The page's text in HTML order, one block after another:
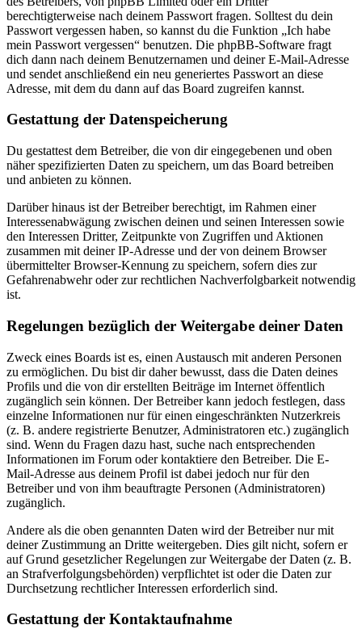
berechtigterweise nach deinem Passwort fragen. Solltest du dein
Passwort vergessen haben, so kannst du die Funktion „Ich habe
mein Passwort vergessen“ benutzen. Die phpBB-Software fragt
dich dann nach deinem Benutzernamen und deiner E-Mail-Adresse
und sendet anschließend ein neu generiertes Passwort an diese
Adresse, mit dem du dann auf das Board zugreifen kannst.
Gestattung der Datenspeicherung
Du gestattest dem Betreiber, die von dir eingegebenen und oben
näher spezifizierten Daten zu speichern, um das Board betreiben
und anbieten zu können.
Darüber hinaus ist der Betreiber berechtigt, im Rahmen einer
Interessenabwägung zwischen deinen und seinen Interessen sowie
den Interessen Dritter, Zeitpunkte von Zugriffen und Aktionen
zusammen mit deiner IP-Adresse und der von deinem Browser
übermittelter Browser-Kennung zu speichern, sofern dies zur
Gefahrenabwehr oder zur rechtlichen Nachverfolgbarkeit notwendig
ist.
Regelungen bezüglich der Weitergabe deiner Daten
Zweck eines Boards ist es, einen Austausch mit anderen Personen
zu ermöglichen. Du bist dir daher bewusst, dass die Daten deines
Profils und die von dir erstellten Beiträge im Internet öffentlich
zugänglich sein können. Der Betreiber kann jedoch festlegen, dass
einzelne Informationen nur für einen eingeschränkten Nutzerkreis
(z. B. andere registrierte Benutzer, Administratoren etc.) zugänglich
sind. Wenn du Fragen dazu hast, suche nach entsprechenden
Informationen im Forum oder kontaktiere den Betreiber. Die E-
Mail-Adresse aus deinem Profil ist dabei jedoch nur für den
Betreiber und von ihm beauftragte Personen (Administratoren)
zugänglich.
Andere als die oben genannten Daten wird der Betreiber nur mit
deiner Zustimmung an Dritte weitergeben. Dies gilt nicht, sofern er
auf Grund gesetzlicher Regelungen zur Weitergabe der Daten (z. B.
an Strafverfolgungsbehörden) verpflichtet ist oder die Daten zur
Durchsetzung rechtlicher Interessen erforderlich sind.
Gestattung der Kontaktaufnahme